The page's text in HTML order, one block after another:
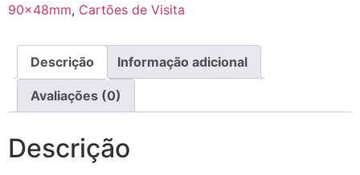
90x48mm, Cartões de Visita
Descrição Informação adicional
Avaliações (0)
Descrição